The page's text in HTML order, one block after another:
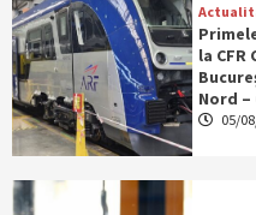
la
Nord –
05/